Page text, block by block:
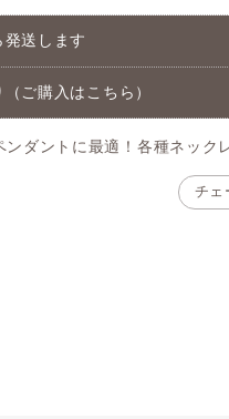
送します
ご購入はこちら）
ンダントに最適！各種ネック
チェ